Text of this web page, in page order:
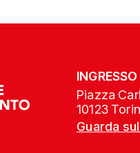
INGRESSO
Piazza
10123
Guarda